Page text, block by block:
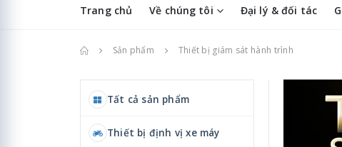
Trang chủ Về chúng tôi Đại lý & đối tác
Trang chủSản phẩm Thiết bị giám sát hành trình
Tất cả sản phẩm
Thiết bị định vị xe máy